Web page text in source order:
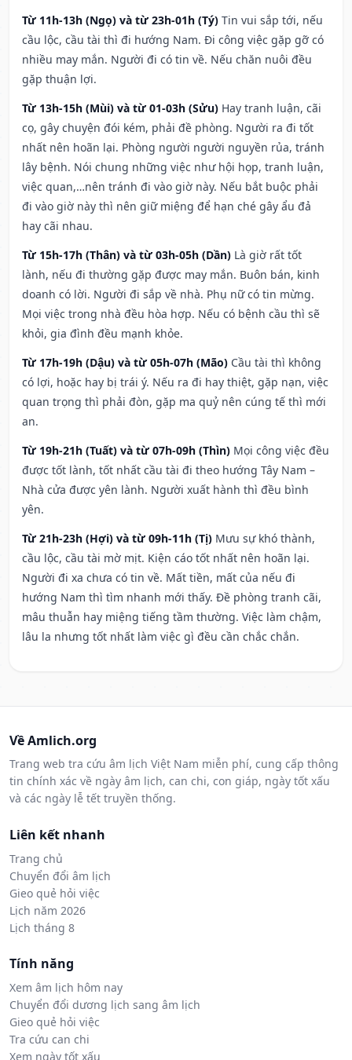
Từ 11h-13h (Ngọ) và từ 23h-01h (Tý) Tin vui sắp tới, nếu
cầu lộc, cầu tài thì đi hướng Nam. Đi công việc gặp gỡ có
nhiều may mắn. Người đi có tin về. Nếu chăn nuôi đều
gặp thuận lợi.
Từ 13h-15h (Mùi) và từ 01-03h (Sửu) Hay tranh luận, cãi
cọ, gây chuyện đói kém, phải đề phòng. Người ra đi tốt
nhất nên hoãn lại. Phòng người người nguyền rủa, tránh
lây bệnh. Nói chung những việc như hội họp, tranh luận,
việc quan,…nên tránh đi vào giờ này. Nếu bắt buộc phải
đi vào giờ này thì nên giữ miệng để hạn ché gây ẩu đả
hay cãi nhau.
Từ 15h-17h (Thân) và từ 03h-05h (Dần) Là giờ rất tốt
lành, nếu đi thường gặp được may mắn. Buôn bán, kinh
doanh có lời. Người đi sắp về nhà. Phụ nữ có tin mừng.
Mọi việc trong nhà đều hòa hợp. Nếu có bệnh cầu thì sẽ
khỏi, gia đình đều mạnh khỏe.
Từ 17h-19h (Dậu) và từ 05h-07h (Mão) Cầu tài thì không
có lợi, hoặc hay bị trái ý. Nếu ra đi hay thiệt, gặp nạn, việc
quan trọng thì phải đòn, gặp ma quỷ nên cúng tế thì mới
an.
Từ 19h-21h (Tuất) và từ 07h-09h (Thìn) Mọi công việc đều
được tốt lành, tốt nhất cầu tài đi theo hướng Tây Nam –
Nhà cửa được yên lành. Người xuất hành thì đều bình
yên.
Từ 21h-23h (Hợi) và từ 09h-11h (Tị) Mưu sự khó thành,
cầu lộc, cầu tài mờ mịt. Kiện cáo tốt nhất nên hoãn lại.
Người đi xa chưa có tin về. Mất tiền, mất của nếu đi
hướng Nam thì tìm nhanh mới thấy. Đề phòng tranh cãi,
mâu thuẫn hay miệng tiếng tầm thường. Việc làm chậm,
lâu la nhưng tốt nhất làm việc gì đều cần chắc chắn.
Về Amlich.org
Trang web tra cứu âm lịch Việt Nam miễn phí, cung cấp thông
tin chính xác về ngày âm lịch, can chi, con giáp, ngày tốt xấu
và các ngày lễ tết truyền thống.
Liên kết nhanh
Trang chủ
Chuyển đổi âm lịch
Gieo quẻ hỏi việc
Lịch năm 2026
Lịch tháng 8
Tính năng
Xem âm lịch hôm nay
Chuyển đổi dương lịch sang âm lịch
Gieo quẻ hỏi việc
Tra cứu can chi
Xem ngày tốt xấu